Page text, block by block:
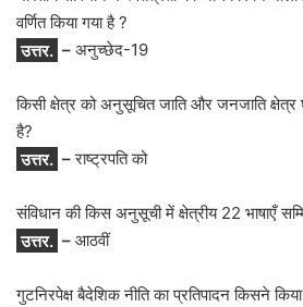
वर्णित किया गया है ?
उत्तर. – अनुच्छेद-19
किसी क्षेत्र को अनुसूचित जाति और जनजाति
है?
उत्तर. –राष्ट्रपति को
संविधान की किस अनुसूची में क्षेत्रीय 22 भाषाएँ
उत्तर. – आठवीं
गुटनिरपेक्ष बैदेशिक नीति का प्रतिपादन किसने